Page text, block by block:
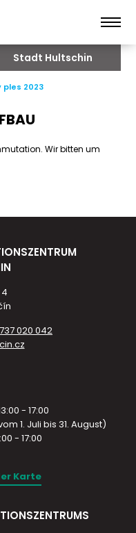
Stadt Hultschin
ples 2023
Wir bitten um
020 042
- 17:00
1. Juli bis 31. August)
- 17:00
Karte